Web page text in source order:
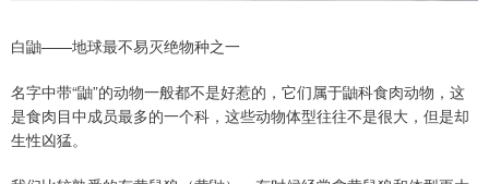
白鼬——地球最不易灭绝物种之一
名字中带“鼬”的动物一般都不是好惹的，它们属于鼬科食肉动物，这
是食肉目中成员最多的一个科，这些动物体型往往不是很大，但是却
生性凶猛。